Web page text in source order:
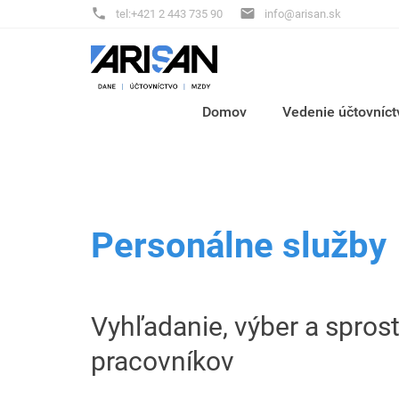
 tel:+421 2 443 735 90  info@arisan.sk
Domov Vedenie
Personálne služby
Vyhľadanie, výber a
pracovníkov